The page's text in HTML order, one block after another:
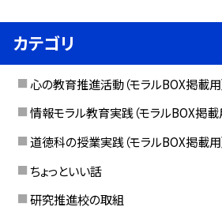
カテゴリ
心の教育推進活動（モラルBOX掲載用
情報モラル教育実践（モラルBOX掲載
道徳科の授業実践（モラルBOX掲載用
ちょっといい話
研究推進校の取組